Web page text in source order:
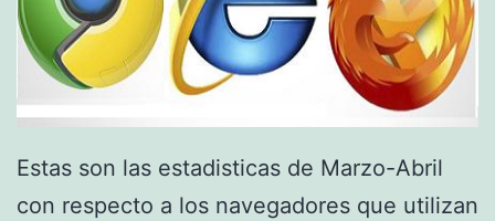
Estas son las estadisticas de Marzo-Abril
con respecto a los navegadores que utilizan